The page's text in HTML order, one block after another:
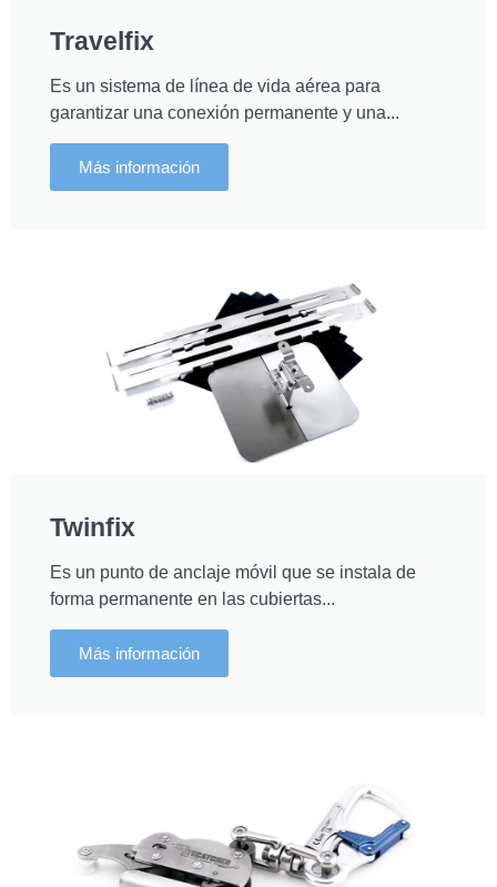
Travelfix
Es un sistema de línea de vida aérea para
garantizar una conexión permanente y una...
Más información
Twinfix
Es un punto de anclaje móvil que se instala de
forma permanente en las cubiertas...
Más información